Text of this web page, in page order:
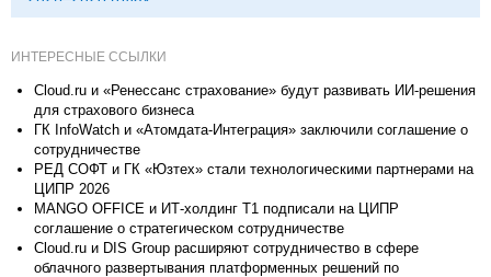
ИНТЕРЕСНЫЕ ССЫЛКИ
Cloud.ru и «Ренессанс страхование» будут развивать ИИ-решения
для страхового бизнеса
ГК InfoWatch и «Атомдата-Интеграция» заключили соглашение о
сотрудничестве
РЕД СОФТ и ГК «Юзтех» стали технологическими партнерами на
ЦИПР 2026
MANGO OFFICE и ИТ-холдинг Т1 подписали на ЦИПР
соглашение о стратегическом сотрудничестве
Cloud.ru и DIS Group расширяют сотрудничество в сфере
облачного развертывания платформенных решений по